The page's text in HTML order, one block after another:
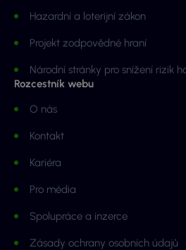
Hazardní a loterijní zákon
Projekt zodpovědné hraní
Národní stránky pro snížení rizik
Rozcestník webu
O nás
Kontakt
Kariéra
Pro média
Spolupráce a inzerce
Zásady ochrany osobních údajů